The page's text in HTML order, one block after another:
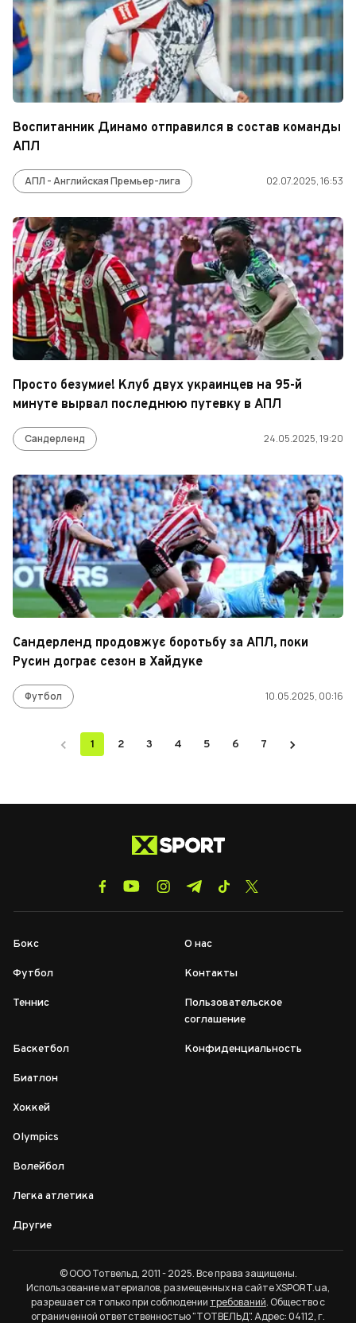
Воспитанник Динамо отправился в состав команды
АПЛ
АПЛ - Английская Премьер-лига 02.07.2025, 16:53
Просто безумие! Клуб двух украинцев на 95-й
минуте вырвал последнюю путевку в АПЛ
Сандерленд 24.05.2025, 19:20
Сандерленд продовжує боротьбу за АПЛ, поки
Русин дограє сезон в Хайдуке
Футбол 10.05.2025, 00:16
1 2 3 4 5 6 7
Бокс
Футбол
Теннис
Баскетбол
Биатлон
Хоккей
Olympics
Волейбол
Легка атлетика
Другие
О нас
Контакты
Пользовательское
соглашение
Конфиденциальность
© ООО Тотвельд, 2011 - 2025. Все права защищены.
Использование материалов, размещенных на сайте XSPORT.ua,
разрешается только при соблюдении требований. Общество с
ограниченной ответственностью "ТОТВЕЛЬД". Адрес: 04112, г.